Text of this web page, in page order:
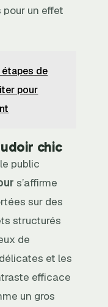
un effet
de
pour
chic
public
s’affirme
sur des
structurés
de
et les
efficace
un gros